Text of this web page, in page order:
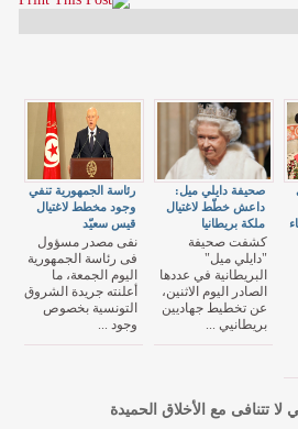
رئاسة الجمهورية تنفي
وجود مخطط لاغتيال
قيس سعيّد
نفى مصدر مسؤول
فى رئاسة الجمهورية
اليوم الجمعة، ما
أعلنته جريدة الشروق
التونسية بخصوص
وجود ...
صحيفة دايلي ميل:
داعش خطّط لاغتيال
ملكة بريطانيا
كشفت صحيفة
"دايلي ميل"
البريطانية في عددها
الصادر اليوم الاثنين،
عن تخطيط جهاديين
بريطانيي ...
لا تتنافى مع الأخلاق الحميدة